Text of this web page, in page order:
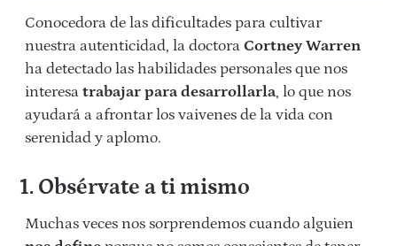
Conocedora de las dificultades para cultivar
nuestra autenticidad, la doctora Cortney Warren
ha detectado las habilidades personales que nos
interesa trabajar para desarrollarla, lo que nos
ayudará a afrontar los vaivenes de la vida con
serenidad y aplomo.
1. Obsérvate a ti mismo
Muchas veces nos sorprendemos cuando alguien